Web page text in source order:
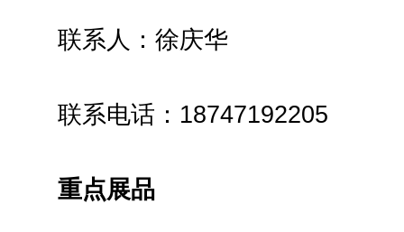
联系人：徐庆华
联系电话：18747192205
重点展品